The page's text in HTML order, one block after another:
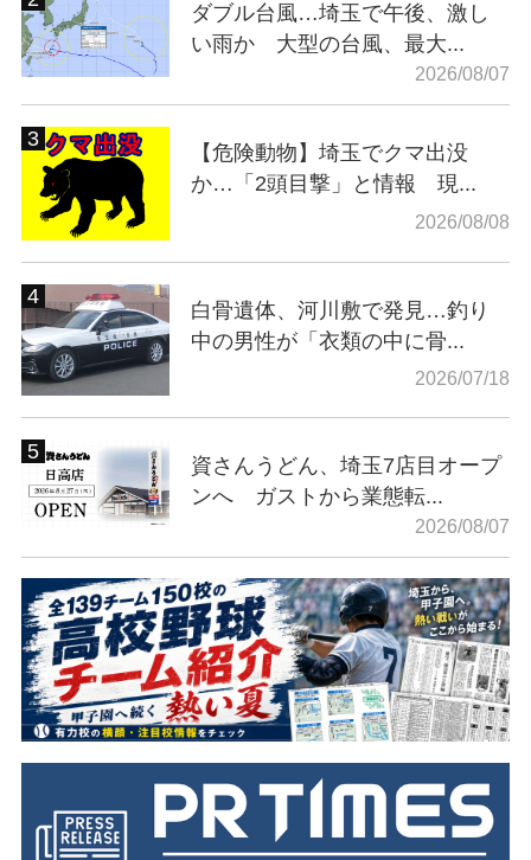
ダブル台風…埼玉で午後、激し
い雨か 大型の台風、最大...
2026/08/07
【危険動物】埼玉でクマ出没
か…「2頭目撃」と情報 現...
2026/08/08
白骨遺体、河川敷で発見…釣り
中の男性が「衣類の中に骨...
2026/07/18
資さんうどん、埼玉7店目オープ
ンへ ガストから業態転...
2026/08/07